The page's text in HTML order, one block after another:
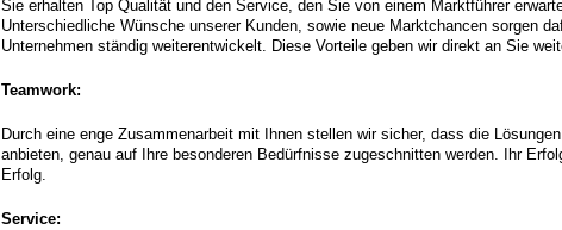
Sie erhalten Top Qualität und den Service, den Sie von einem Marktführer
Unterschiedliche Wünsche unserer Kunden, sowie neue Marktchancen sorgen
Unternehmen ständig weiterentwickelt. Diese Vorteile geben wir direkt an Sie
Teamwork:
Durch eine enge Zusammenarbeit mit Ihnen stellen wir sicher, dass die
anbieten, genau auf Ihre besonderen Bedürfnisse zugeschnitten werden. Ihr
Erfolg.
Service: